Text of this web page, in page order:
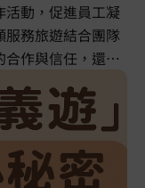
動，促進員工凝
務旅遊結合團隊
作與信任，還能